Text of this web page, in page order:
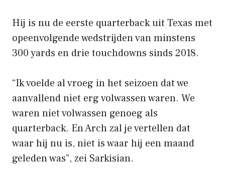
Hij is nu de eerste quarterback uit Texas met
opeenvolgende wedstrijden van minstens
300 yards en drie touchdowns sinds 2018.
“Ik voelde al vroeg in het seizoen dat we
aanvallend niet erg volwassen waren. We
waren niet volwassen genoeg als
quarterback. En Arch zal je vertellen dat
waar hij nu is, niet is waar hij een maand
geleden was”, zei Sarkisian.